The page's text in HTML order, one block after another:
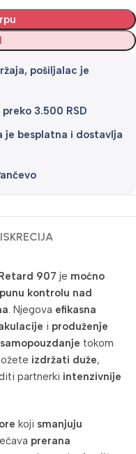
pošiljalac je
3.500 RSD
je besplatna i dostavlja
907 je moćno
kontrolu nad
. Njegova efikasna
i produženje
tokom
izdržati duže,
partnerki intenzivnije
koji smanjuju
prerana